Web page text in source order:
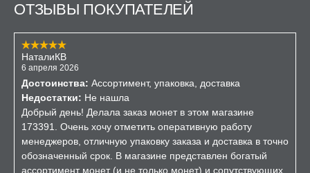
ОТЗЫВЫ ПОКУПАТЕЛЕЙ
НаталиКВ
6 апреля 2026
Достоинства: Ассортимент, упаковка, доставка
Недостатки: Не нашла
Добрый день! Делала заказ монет в этом магазине
173391. Очень хочу отметить оперативную работу
менеджеров, отличную упаковку заказа и доставка в точно
обозначенный срок. В магазине представлен богатый
ассортимент монет (и не только монет) и сопутствующих